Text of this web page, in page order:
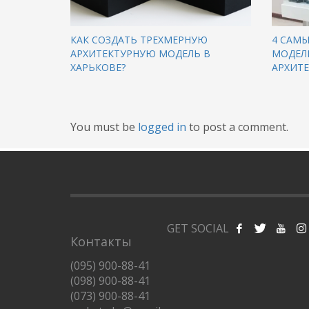
КАК СОЗДАТЬ ТРЕХМЕРНУЮ
АРХИТЕКТУРНУЮ МОДЕЛЬ В
ХАРЬКОВЕ?
4
You must be logged in to post a comment.
GET SOCIAL
Контакты
(095) 900-88-41
(098) 900-88-41
(073) 900-88-41